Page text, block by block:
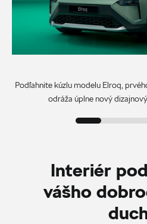
Podľahnite kúzlu modelu Elroq,
odráža úplne nový
Interiér
vášho